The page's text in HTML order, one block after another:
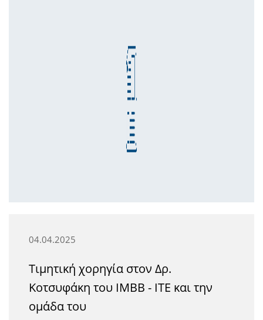
04.04.2025
Τιμητική χορηγία στον Δρ.
Κοτσυφάκη του ΙΜΒΒ - ΙΤΕ και την
ομάδα του